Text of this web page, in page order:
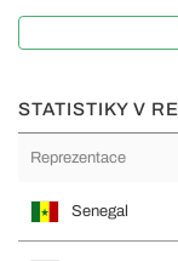
STATISTIKY V
Reprezentace
Senegal